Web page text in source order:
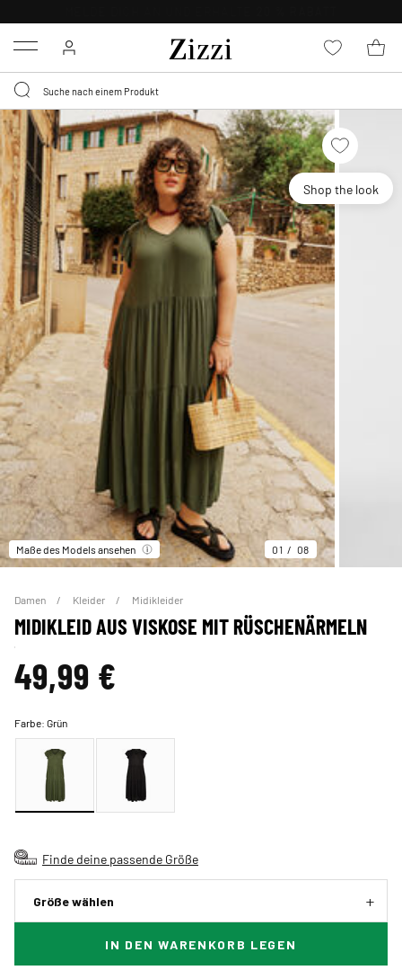
Menu
Shop the look
Maße des Models ansehen 01 08
Damen Kleider Midikleider
MIDIKLEID AUS VISKOSE MIT RÜSCHENÄRMELN
49,99 €
Farbe:Grün
Finde deine passende Größe
Größe wählen
IN DEN WARENKORB LEGEN